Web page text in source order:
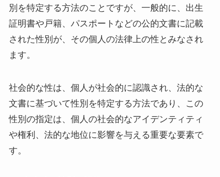
別を特定する方法のことですが、一般的に、出生
証明書や戸籍、パスポートなどの公的文書に記載
された性別が、その個人の法律上の性とみなされ
ます。
社会的な性は、個人が社会的に認識され、法的な
文書に基づいて性別を特定する方法であり、この
性別の指定は、個人の社会的なアイデンティティ
や権利、法的な地位に影響を与える重要な要素で
す。